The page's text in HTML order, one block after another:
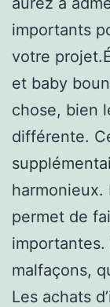
importants
votre
et baby
chose, bien
différente.
harmonieux.
permet de
importantes.
malfaçons,
Les achats